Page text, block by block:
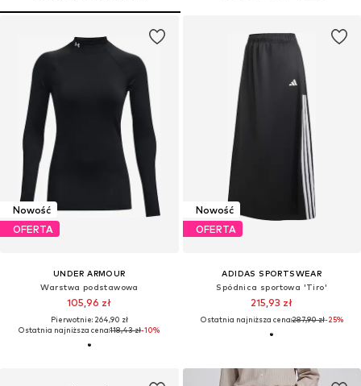
Nowość
OFERTA
UNDER ARMOUR
Warstwa podstawowa
105,96 zł
Pierwotnie: 264,90 zł
Ostatnia najniższa cena:118,43 zł-10%
Nowość
OFERTA
ADIDAS SPORTSWEAR
Spódnica sportowa 'Tiro'
215,93 zł
Ostatnia najniższa cena:287,90 zł-25%